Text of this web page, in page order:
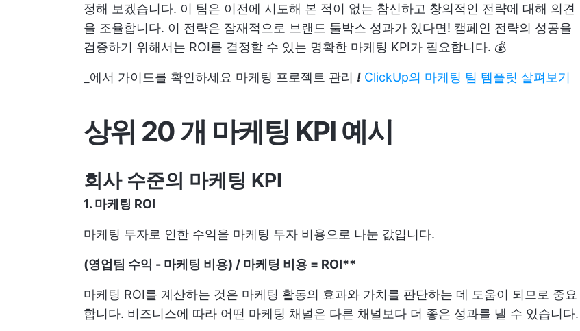
정해 보겠습니다. 이 팀은 이전에 시도해 본 적이 없는 참신하고 창의적인 전략에 대해 의견
을 조율합니다. 이 전략은 잠재적으로 브랜드 툴박스 성과가 있다면! 캠페인 전략의 성공을
검증하기 위해서는 ROI를 결정할 수 있는 명확한 마케팅 KPI가 필요합니다. 💰
에서 가이드를 확인하세요 마케팅 프로젝트 관리 ! ClickUp의 마케팅 팀 템플릿 살펴보기
상위 20 개 마케팅 KPI 예시
회사 수준의 마케팅 KPI
1. 마케팅 ROI
마케팅 투자로 인한 수익을 마케팅 투자 비용으로 나눈 값입니다.
(영업팀 수익 - 마케팅 비용) / 마케팅 비용 = ROI**
마케팅 ROI를 계산하는 것은 마케팅 활동의 효과와 가치를 판단하는 데 도움이 되므로 중요
합니다. 비즈니스에 따라 어떤 마케팅 채널은 다른 채널보다 더 좋은 성과를 낼 수 있습니다.